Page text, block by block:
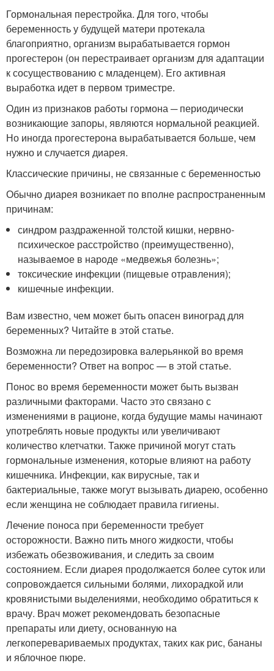
Гормональная перестройка. Для того, чтобы
беременность у будущей матери протекала
благоприятно, организм вырабатывается гормон
прогестерон (он перестраивает организм для адаптации
к сосуществованию с младенцем). Его активная
выработка идет в первом триместре.
Один из признаков работы гормона ─ периодически
возникающие запоры, являются нормальной реакцией.
Но иногда прогестерона вырабатывается больше, чем
нужно и случается диарея.
Классические причины, не связанные с беременностью
Обычно диарея возникает по вполне распространенным
причинам:
синдром раздраженной толстой кишки, нервно-
психическое расстройство (преимущественно),
называемое в народе «медвежья болезнь»;
токсические инфекции (пищевые отравления);
кишечные инфекции.
Вам известно, чем может быть опасен виноград для
беременных? Читайте в этой статье.
Возможна ли передозировка валерьянкой во время
беременности? Ответ на вопрос — в этой статье.
Понос во время беременности может быть вызван
различными факторами. Часто это связано с
изменениями в рационе, когда будущие мамы начинают
употреблять новые продукты или увеличивают
количество клетчатки. Также причиной могут стать
гормональные изменения, которые влияют на работу
кишечника. Инфекции, как вирусные, так и
бактериальные, также могут вызывать диарею, особенно
если женщина не соблюдает правила гигиены.
Лечение поноса при беременности требует
осторожности. Важно пить много жидкости, чтобы
избежать обезвоживания, и следить за своим
состоянием. Если диарея продолжается более суток или
сопровождается сильными болями, лихорадкой или
кровянистыми выделениями, необходимо обратиться к
врачу. Врач может рекомендовать безопасные
препараты или диету, основанную на
легкоперевариваемых продуктах, таких как рис, бананы
и яблочное пюре.